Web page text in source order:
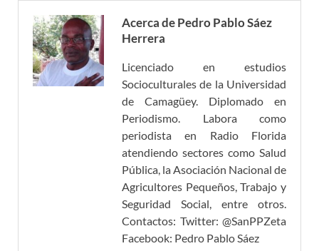
Acerca de Pedro Pablo Sáez
Herrera
Licenciado en estudios
Socioculturales de la Universidad
de Camagüey. Diplomado en
Periodismo. Labora como
periodista en Radio Florida
atendiendo sectores como Salud
Pública, la Asociación Nacional de
Agricultores Pequeños, Trabajo y
Seguridad Social, entre otros.
Contactos: Twitter: @SanPPZeta
Facebook: Pedro Pablo Sáez